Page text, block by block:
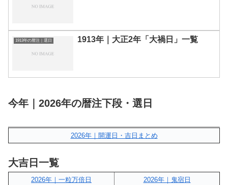
1913年の暦注｜選日 1913年｜大正2年「大禍日」一覧
今年｜2026年の暦注下段・選日
2026年｜開運日・吉日まとめ
大吉日一覧
2026年｜一粒万倍日
2026年｜鬼宿日